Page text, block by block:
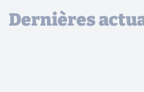
Dernières